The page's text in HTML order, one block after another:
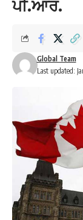
ਪੀ.ਆਰ.
Last updated:
Global Team